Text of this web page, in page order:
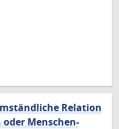
Relation
Menschen-